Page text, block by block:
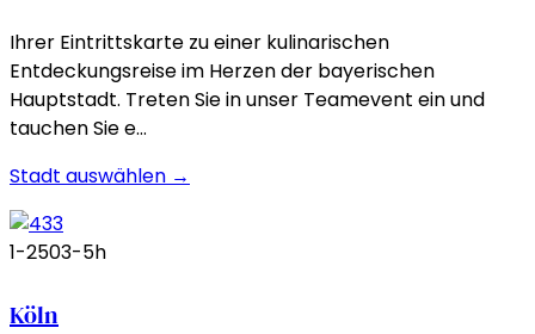
Ihrer Eintrittskarte zu einer kulinarischen
Entdeckungsreise im Herzen der bayerischen
Hauptstadt. Treten Sie in unser Teamevent ein und
tauchen Sie e…
Stadt auswählen →
1-2503-5h
Köln